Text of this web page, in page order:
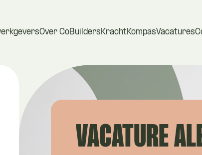
Over CoBuildersKrachtKompasVacatures
VACATURE